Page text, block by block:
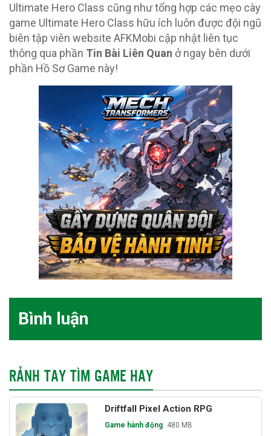
Ultimate Hero Class cũng như tổng hợp các mẹo cày
game Ultimate Hero Class hữu ích luôn được đội ngũ
biên tập viên website AFKMobi cập nhật liên tục
thông qua phần Tin Bài Liên Quan ở ngay bên dưới
phần Hồ Sơ Game này!
Bình luận
RẢNH TAY TÌM GAME HAY
Driftfall Pixel Action RPG
Game hành động 480 MB